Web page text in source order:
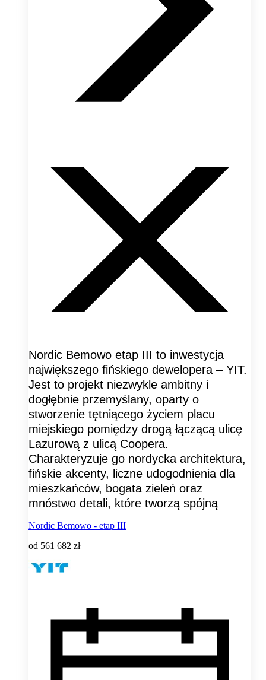
Nordic Bemowo etap III to inwestycja
największego fińskiego dewelopera – YIT.
Jest to projekt niezwykle ambitny i
dogłębnie przemyślany, oparty o
stworzenie tętniącego życiem placu
miejskiego pomiędzy drogą łączącą ulicę
Lazurową z ulicą Coopera.
Charakteryzuje go nordycka architektura,
fińskie akcenty, liczne udogodnienia dla
mieszkańców, bogata zieleń oraz
mnóstwo detali, które tworzą spójną
Nordic Bemowo - etap III
od 561 682 zł